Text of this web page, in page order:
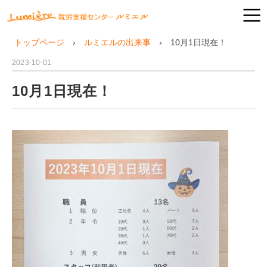
トップページ ルミエルの出来事 10月1日現在！
2023-10-01
10月1日現在！